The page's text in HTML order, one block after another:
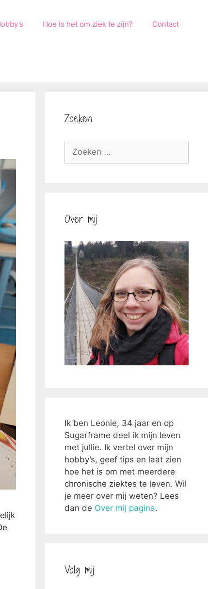
Hoe is het om ziek te zijn? Contact
Zoeken
Zoek
Over mij
Ik ben Leonie, 34 jaar en op
Sugarframe deel ik mijn leven
met jullie. Ik vertel over mijn
hobby’s, geef tips en laat zien
hoe het is om met meerdere
chronische ziektes te leven. Wil
je meer over mij weten? Lees
dan de Over mij pagina.
Volg mij